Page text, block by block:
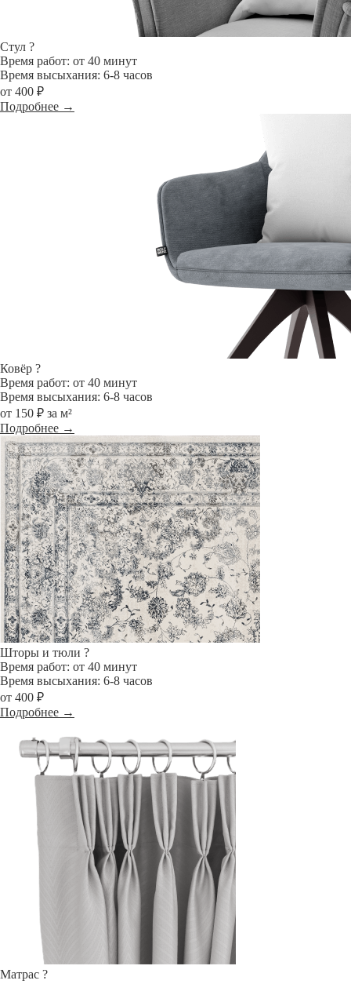
Стул ?
Время работ: от 40 минут
Время высыхания: 6-8 часов
от 400 ₽
Подробнее →
Ковёр ?
Время работ: от 40 минут
Время высыхания: 6-8 часов
от 150 ₽ за м²
Подробнее →
Шторы и тюли ?
Время работ: от 40 минут
Время высыхания: 6-8 часов
от 400 ₽
Подробнее →
Матрас ?